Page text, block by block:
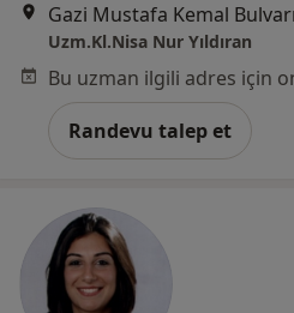
Uzm.Kl.Nisa Nur Yıldıran
Randevu talep et